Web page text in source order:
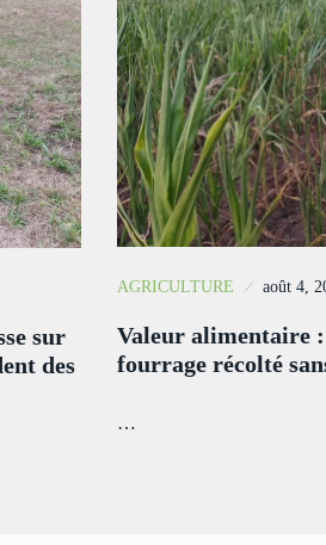
sur
des
AGRICULTURE août 4,
Valeur alimentaire
fourrage récolté
…